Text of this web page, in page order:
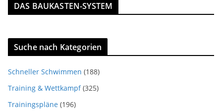
DAS BAUKASTEN-SYSTEM
Suche nach Kategorien
Schneller Schwimmen (188)
Training & Wettkampf(325)
Trainingspläne (196)